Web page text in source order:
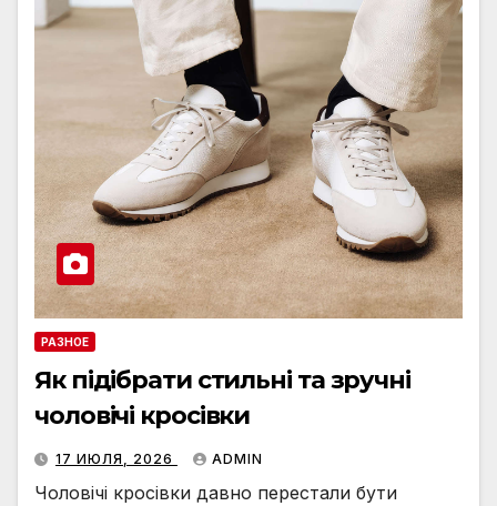
РАЗНОЕ
Як підібрати стильні та зручні
чоловічі кросівки
17 ИЮЛЯ, 2026 ADMIN
Чоловічі кросівки давно перестали бути